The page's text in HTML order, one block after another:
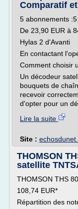
Comparatif
5 abonnements
De 23,90 EUR à
Hylas 2 d'Avanti
En contactant
Comment choisir
Un décodeur
bouquets de
recevoir
d'opter pour un
Lire la suite
Site :
THOMSON
satellite
THOMSON THS
108,74 EUR*
Répartition des